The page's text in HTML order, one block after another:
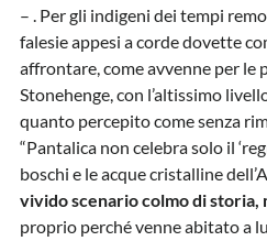
– . Per gli indigeni dei tempi
falesie appesi a corde dovette
affrontare, come avvenne per le
Stonehenge, con l’altissimo
quanto percepito come senza
“Pantalica non celebra solo il
boschi e le acque cristalline
vivido scenario colmo di storia,
proprio perché venne abitato a